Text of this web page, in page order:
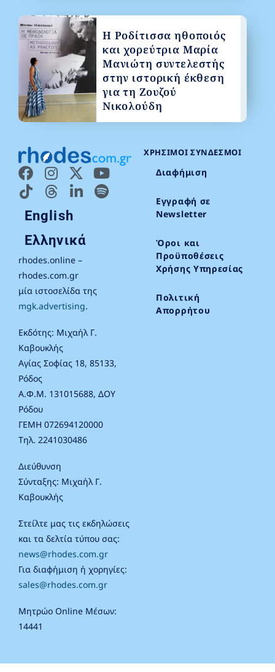
English
Ελληνικά
rhodes.online –
rhodes.com.gr
μία ιστοσελίδα της
mgk.advertising.
Εκδότης: Μιχαήλ Γ.
Καβουκλής
Αγίας Σοφίας 18, 85133,
Ρόδος
Α.Φ.Μ. 131015688, ΔΟΥ
Ρόδου
ΓΕΜΗ 072694120000
Τηλ. 2241030486
Διεύθυνση
Σύνταξης: Μιχαήλ Γ.
Καβουκλής
Στείλτε μας τις εκδηλώσεις
και τα δελτία τύπου σας:
news@rhodes.com.gr
Για διαφήμιση ή χορηγίες:
sales@rhodes.com.gr
Μητρώο Online Μέσων:
14441
ΧΡΉΣΙΜΟΙ ΣΎΝΔΕΣΜΟΙ
Διαφήμιση
Εγγραφή σε
Newsletter
Όροι και
Προϋποθέσεις
Χρήσης Υπηρεσίας
Πολιτική
Απορρήτου
Η Ροδίτισσα ηθοποιός
και χορεύτρια Μαρία
Μανιώτη συντελεστής
στην ιστορική έκθεση
για τη Ζουζού
Νικολούδη